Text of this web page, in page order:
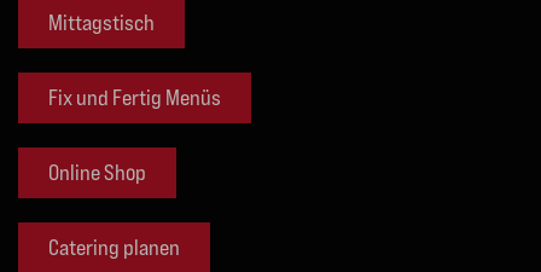
Mittagstisch
Fix und Fertig Menüs
Online Shop
Catering planen